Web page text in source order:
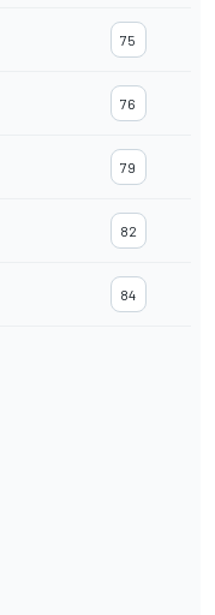
75
76
79
82
84